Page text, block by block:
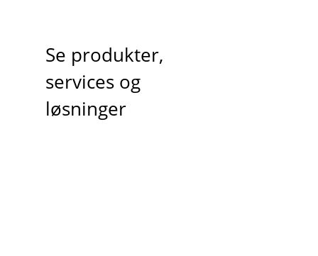
Se produkter,
services og
løsninger